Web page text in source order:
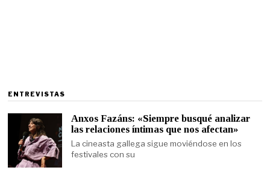
ENTREVISTAS
Anxos Fazáns: «Siempre busqué analizar
las relaciones íntimas que nos afectan»
La cineasta gallega sigue moviéndose en los
festivales con su